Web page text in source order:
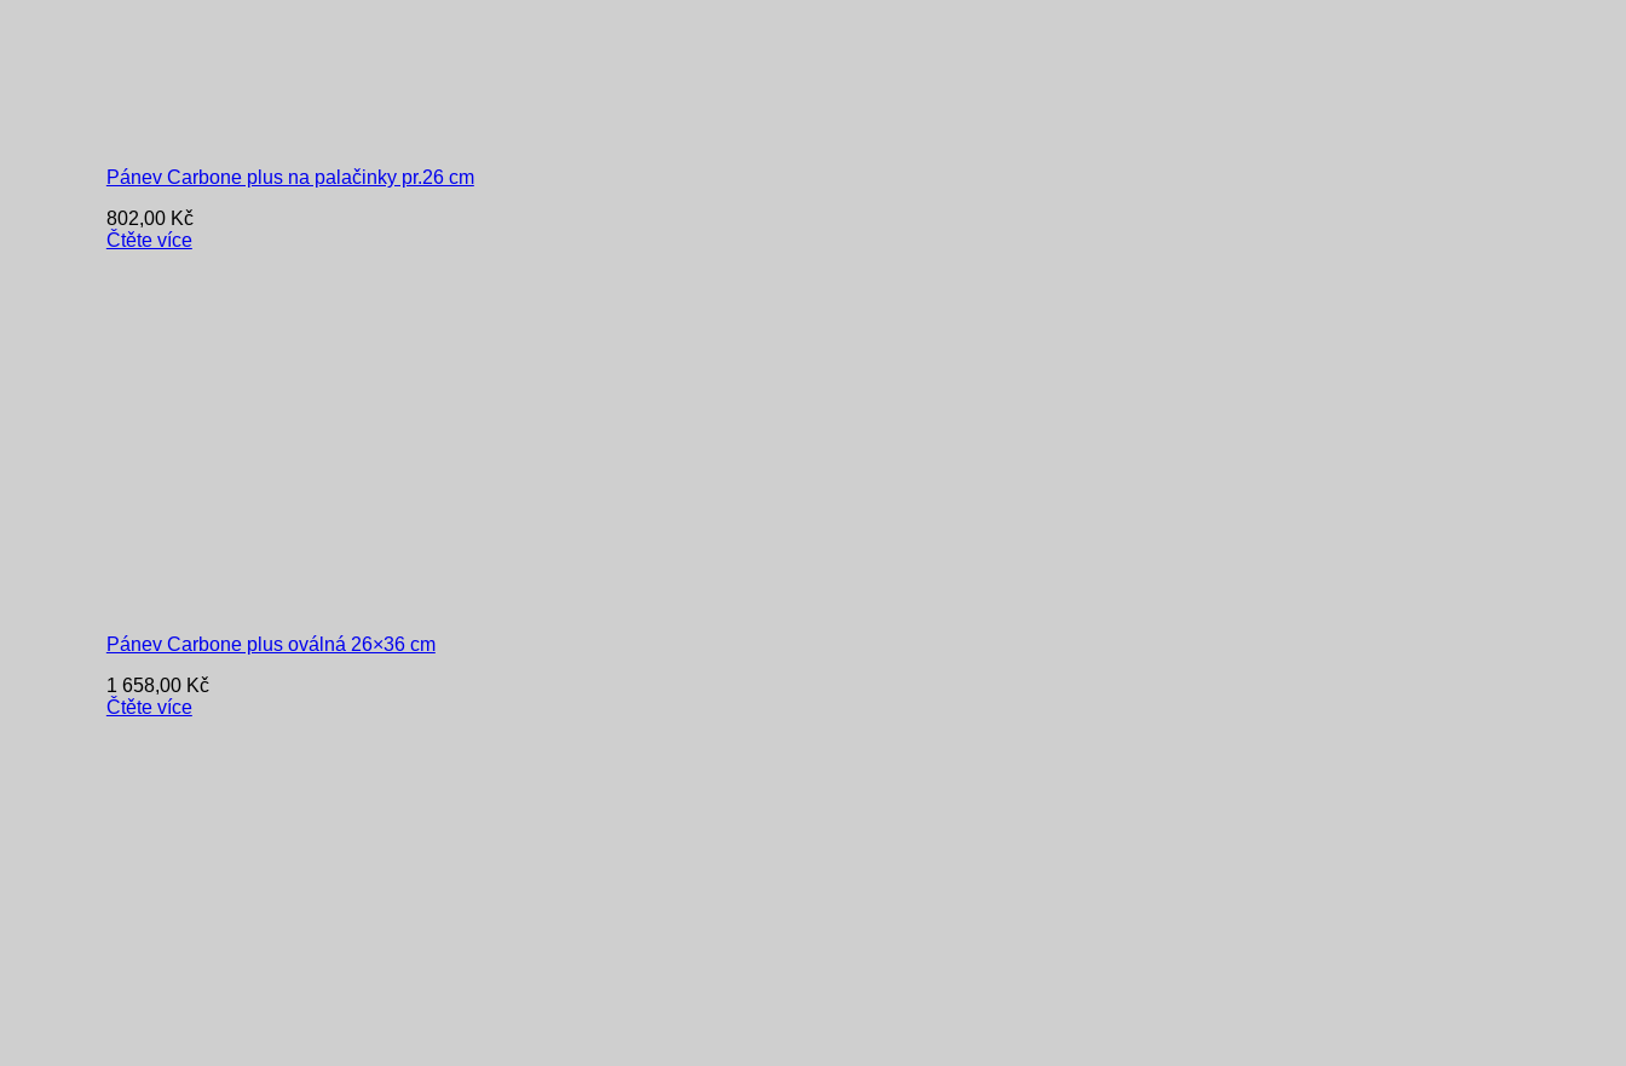
Pánev Carbone plus na palačinky pr.26 cm
802,00 Kč
Čtěte více
Pánev Carbone plus oválná 26×36 cm
1 658,00 Kč
Čtěte více